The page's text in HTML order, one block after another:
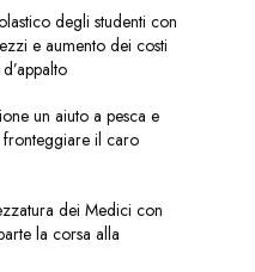
degli studenti con
e aumento dei costi
un aiuto a pesca e
il caro
dei Medici con
la corsa alla